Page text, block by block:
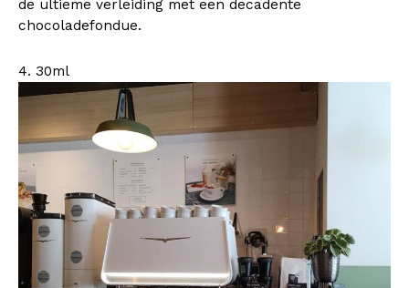
de ultieme verleiding met een decadente
chocoladefondue.
4. 30ml